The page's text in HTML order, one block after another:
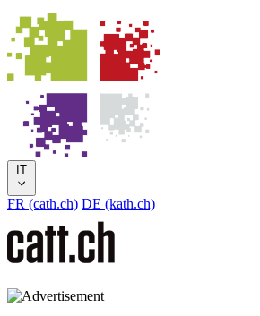
IT
FR (cath.ch) DE (kath.ch)